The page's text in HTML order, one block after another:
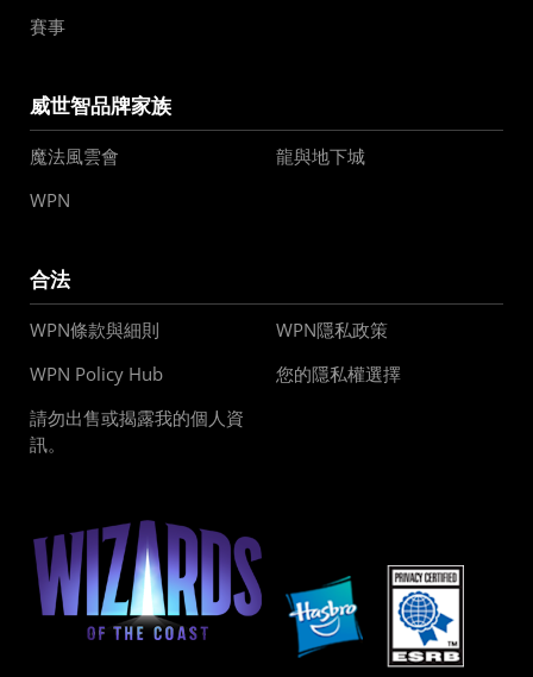
賽事
威世智品牌家族
魔法風雲會
龍與地下城
WPN
合法
WPN條款與細則
WPN隱私政策
WPN Policy Hub
您的隱私權選擇
請勿出售或揭露我的個人資
訊。